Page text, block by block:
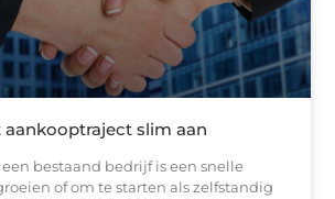
aankooptraject slim aan
bestaand bedrijf is een snelle
of om te starten als zelfstandig